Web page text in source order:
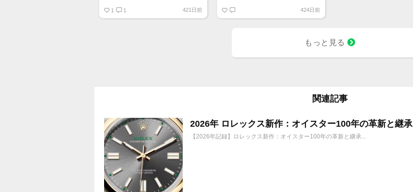
銘柄番号7932 ニッピ
1 1 421日前 424日前
もっと見る
関連記事
2026年 ロレックス新作：オイスター100年の革新と継承
【2026年記録】ロレックス新作：オイスター100年の革新と継承...